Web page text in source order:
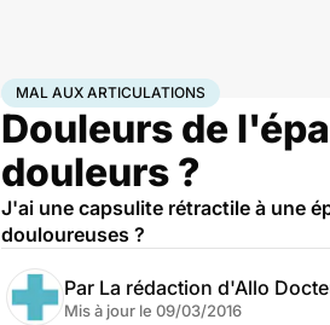
Accueil SantéMaladiesMal aux articulations
MAL AUX ARTICULATIONS
Douleurs de
douleurs ?
J'ai une capsulite rétractile à une
douloureuses ?
Par La rédaction d'Allo
Mis à jour le 09/03/2016